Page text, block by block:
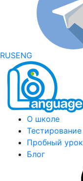
RUSENG
О школе
Тестирование
Пробный урок
Блог